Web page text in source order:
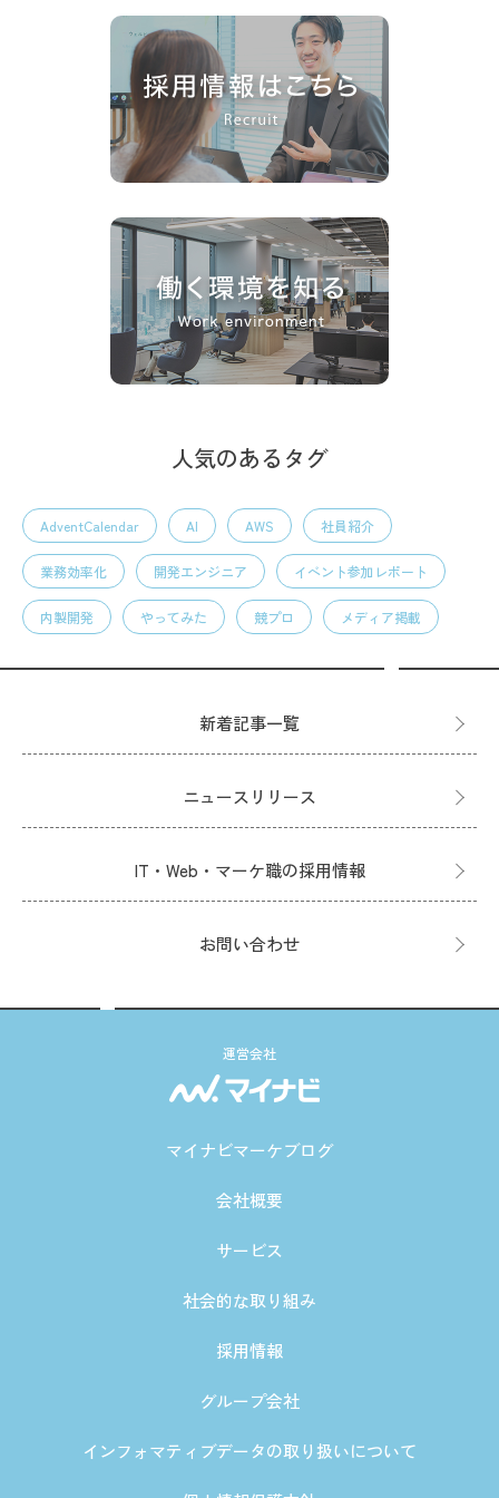
人気のあるタグ
AdventCalendar AI AWS 社員紹介
業務効率化 開発エンジニア イベント参加レポート
内製開発 やってみた 競プロ メディア掲載
新着記事一覧
ニュースリリース
IT・Web・マーケ職の採用情報
お問い合わせ
運営会社
マイナビマーケブログ
会社概要
サービス
社会的な取り組み
採用情報
グループ会社
インフォマティブデータの取り扱いについて